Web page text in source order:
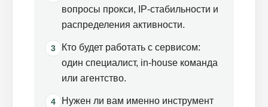
вопросы прокси, IP-стабильности и
распределения активности.
3
Кто будет работать с сервисом:
один специалист, in-house команда
или агентство.
4
Нужен ли вам именно инструмент